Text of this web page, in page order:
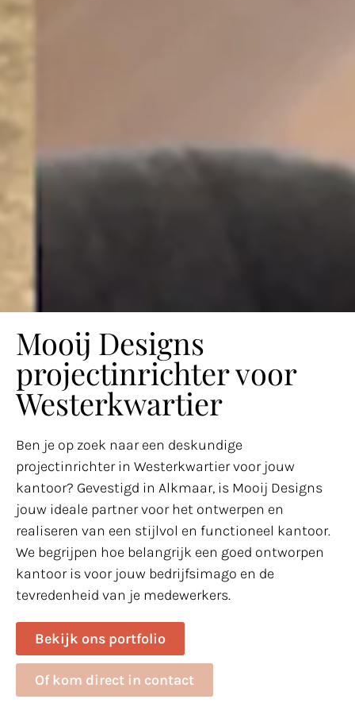
Mooij Designs
projectinrichter voor
Westerkwartier
Ben je op zoek naar een deskundige
projectinrichter in Westerkwartier voor jouw
kantoor? Gevestigd in Alkmaar, is Mooij Designs
jouw ideale partner voor het ontwerpen en
realiseren van een stijlvol en functioneel kantoor.
We begrijpen hoe belangrijk een goed ontworpen
kantoor is voor jouw bedrijfsimago en de
tevredenheid van je medewerkers.
Bekijk ons portfolio
Of kom direct in contact